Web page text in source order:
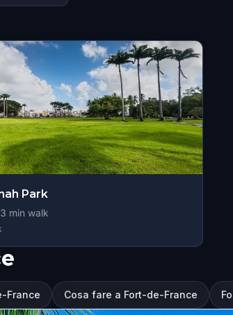
Park
3 min walk
France Cosa fare a Fort-de-France